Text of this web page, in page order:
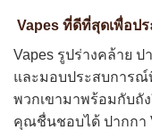
Vapes ที่ดีที่สุดเพื่อป
Vapes รูปร่างคล้าย
และมอบประสบการณ์
พวกเขามาพร้อมกับถั
คุณชื่นชอบได้ ปากกา